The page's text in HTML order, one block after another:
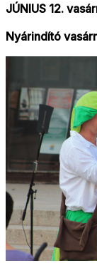
JÚNIUS 12.
Nyárindító